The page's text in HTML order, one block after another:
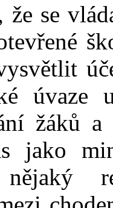
že se
úvaze
žáků a
jako